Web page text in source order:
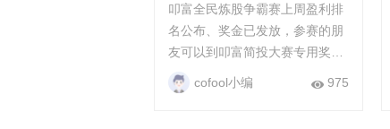
叩富全民炼股争霸赛上周盈利排
名公布、奖金已发放，参赛的朋
友可以到叩富简投大赛专用奖金
钱包查看，只要满20元就能直接
提现，每周每月都有现金奖励。
cofool小编 975